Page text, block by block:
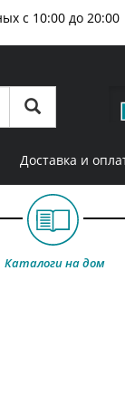
с 10:00 до 20:00
Доставка и
Каталоги на дом